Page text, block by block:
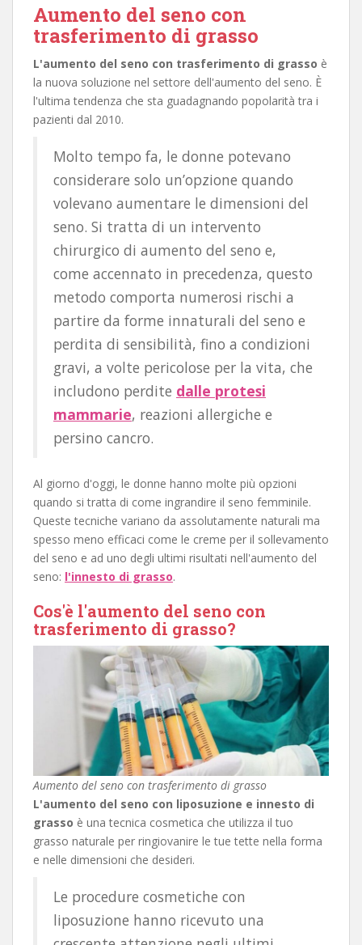
Aumento del seno con
trasferimento di grasso
L'aumento del seno con trasferimento di grasso è
la nuova soluzione nel settore dell'aumento del seno. È
l'ultima tendenza che sta guadagnando popolarità tra i
pazienti dal 2010.
Molto tempo fa, le donne potevano
considerare solo un’opzione quando
volevano aumentare le dimensioni del
seno. Si tratta di un intervento
chirurgico di aumento del seno e,
come accennato in precedenza, questo
metodo comporta numerosi rischi a
partire da forme innaturali del seno e
perdita di sensibilità, fino a condizioni
gravi, a volte pericolose per la vita, che
includono perdite dalle protesi
mammarie, reazioni allergiche e
persino cancro.
Al giorno d'oggi, le donne hanno molte più opzioni
quando si tratta di come ingrandire il seno femminile.
Queste tecniche variano da assolutamente naturali ma
spesso meno efficaci come le creme per il sollevamento
del seno e ad uno degli ultimi risultati nell'aumento del
seno: l'innesto di grasso.
Cos'è l'aumento del seno con
trasferimento di grasso?
Aumento del seno con trasferimento di grasso
L'aumento del seno con liposuzione e innesto di
grasso è una tecnica cosmetica che utilizza il tuo
grasso naturale per ringiovanire le tue tette nella forma
e nelle dimensioni che desideri.
Le procedure cosmetiche con
liposuzione hanno ricevuto una